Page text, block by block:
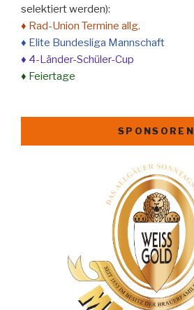
selektiert werden):
♦ Rad-Union Termine allg.
♦ Elite Bundesliga Mannschaft
♦ 4-Länder-Schüler-Cup
♦ Feiertage
SPONSOREN